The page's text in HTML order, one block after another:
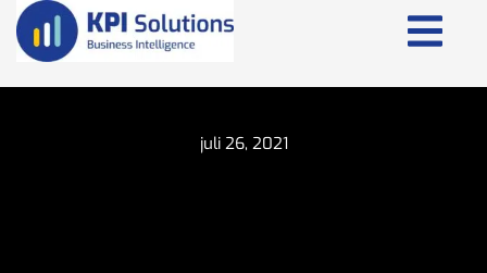
juli 26, 2021